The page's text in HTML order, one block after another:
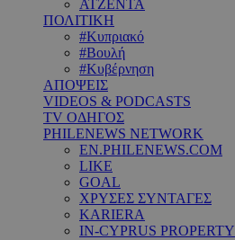
ΑΤΖΕΝΤΑ
ΠΟΛΙΤΙΚΗ
#Κυπριακό
#Βουλή
#Κυβέρνηση
ΑΠΟΨΕΙΣ
VIDEOS & PODCASTS
TV ΟΔΗΓΟΣ
PHILENEWS NETWORK
EN.PHILENEWS.COM
LIKE
GOAL
ΧΡΥΣΕΣ ΣΥΝΤΑΓΕΣ
KARIERA
IN-CYPRUS PROPERTY